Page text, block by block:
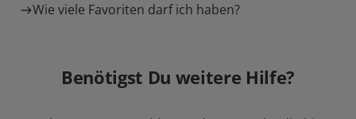
Wie viele Favoriten darf ich haben?
Benötigst Du weitere Hilfe?